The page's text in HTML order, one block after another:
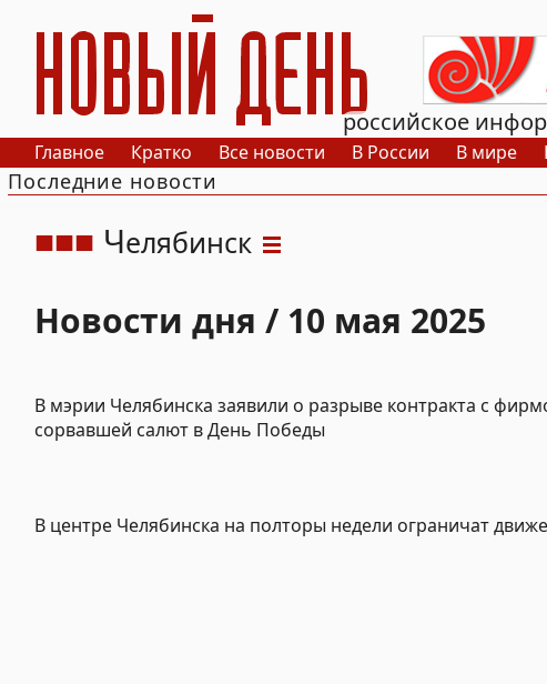
РИА Новый День
российское
Главное Кратко Все новости В России В мире
Последние новости
Челябинск
Новости дня / 10 мая 2025
В мэрии Челябинска заявили о разрыве контракта с
сорвавшей салют в День Победы
В центре Челябинска на полторы недели ограничат